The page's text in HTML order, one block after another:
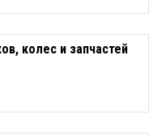
колес и запчастей